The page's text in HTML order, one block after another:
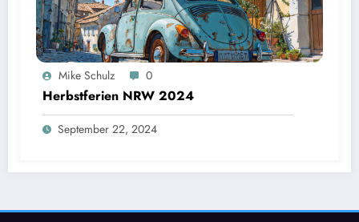
Mike Schulz 0
Herbstferien NRW 2024
September 22, 2024